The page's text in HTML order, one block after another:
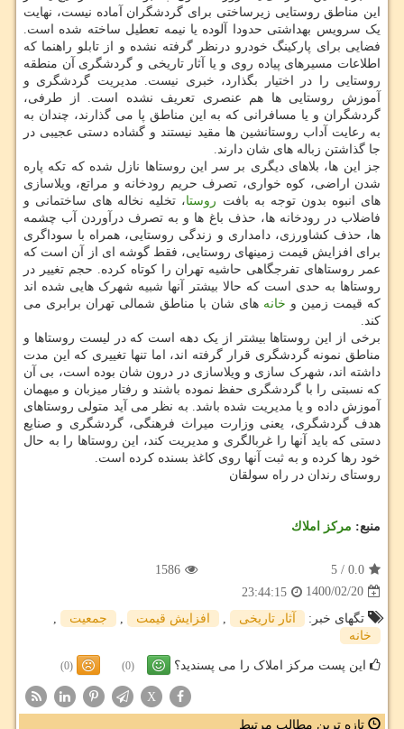
این مناطق روستایی زیرساختی برای گردشگران آماده نیست، نهایت
یک سرویس بهداشتی حدودا آلوده یا نیمه تعطیل ساخته شده است.
فضایی برای پارکینگ خودرو درنظر گرفته نشده و از تابلو راهنما که
اطلاعات مسیرهای پیاده روی و یا آثار تاریخی و گردشگری آن منطقه
روستایی را در اختیار بگذارد، خبری نیست. مدیریت گردشگری و
آموزش روستایی ها هم عنصری تعریف نشده است. از طرفی،
گردشگران و یا مسافرانی که به این مناطق پا می گذارند، چندان به
به رعایت آداب روستانشین ها مقید نیستند و گشاده دستی عجیبی در
جا گذاشتن زباله های شان دارند.
جز این ها، بلاهای دیگری بر سر این روستاها نازل شده که تکه پاره
شدن اراضی، کوه خواری، تصرف حریم رودخانه و مراتع، ویلاسازی
های انبوه بدون توجه به بافت روستا، تخلیه نخاله های ساختمانی و
فاضلاب در رودخانه ها، حذف باغ ها و به تصرف درآوردن آب چشمه
ها، حذف کشاورزی، دامداری و زندگی روستایی، همراه با سوداگری
برای افزایش قیمت زمینهای روستایی، فقط گوشه ای از آن است که
عمر روستاهای تفرجگاهی حاشیه تهران را کوتاه کرده. حجم تغییر در
روستاها به حدی است که حالا بیشتر آنها شبیه شهرک هایی شده اند
که قیمت زمین و خانه های شان با مناطق شمالی تهران برابری می
کند.
برخی از این روستاها بیشتر از یک دهه است که در لیست روستاها و
مناطق نمونه گردشگری قرار گرفته اند، اما تنها تغییری که این مدت
داشته اند، شهرک سازی و ویلاسازی در درون شان بوده است، بی آن
که نسبتی را با گردشگری حفظ نموده باشند و رفتار میزبان و میهمان
آموزش داده و یا مدیریت شده باشد. به نظر می آید متولی روستاهای
هدف گردشگری، یعنی وزارت میراث فرهنگی، گردشگری و صنایع
دستی که باید آنها را غربالگری و مدیریت کند، این روستاها را به حال
خود رها کرده و به ثبت آنها روی کاغذ بسنده کرده است.
روستای رندان در راه سولقان
منبع: مركز املاك
0.0
/
5
1586
1400/02/20
23:44:15
تگهای خبر:
آثار تاریخی , افزایش قیمت , جمعیت
,
خانه
این پست مرکز املاک را می پسندید؟ (0)
(0)
X
تازه ترین مطالب مرتبط